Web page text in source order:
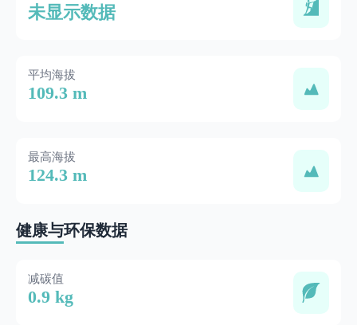
未显示数据
平均海拔
109.3 m
最高海拔
124.3 m
健康与环保数据
减碳值
0.9 kg